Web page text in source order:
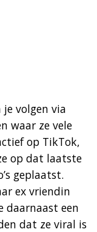
volgen via
waar ze vele
op TikTok,
op dat laatste
geplaatst.
ex vriendin
daarnaast een
dat ze viral is